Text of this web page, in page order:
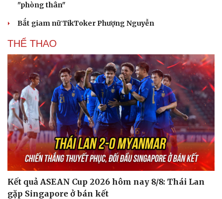
Du lịch
Tư vấn
Săn Tour
check-in
Podcast
Câu chuyện thời sự
Đọc truyện đêm khuya
Cửa sổ tình yêu
Kể chuyện cho bé
"phòng thân"
Bắt giam nữ TikToker Phượng Nguyễn
THỂ THAO
Kết quả ASEAN Cup 2026 hôm nay 8/8: Thái Lan
gặp Singapore ở bán kết